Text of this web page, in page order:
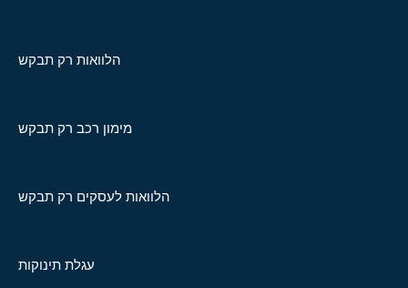
הלוואות רק תבקש
מימון רכב רק תבקש
הלוואות לעסקים רק תבקש
עגלת תינוקות